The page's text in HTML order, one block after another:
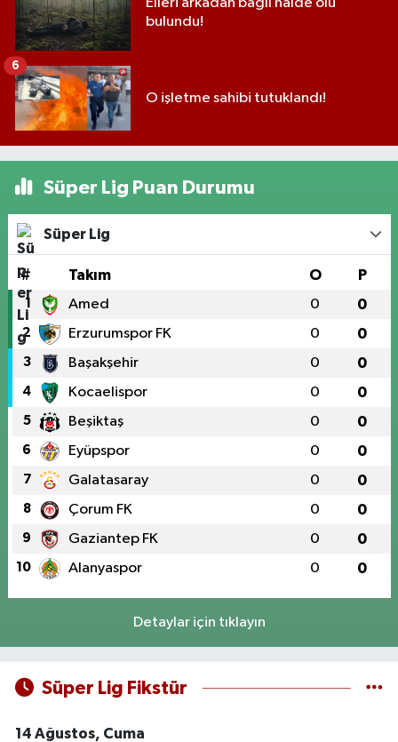
Elleri arkadan bağlı halde ölü
bulundu!
O işletme sahibi tutuklandı!
6
Süper Lig Puan Durumu
Süper Lig
# Takım O P
1 Amed 0 0
2 Erzurumspor FK 0 0
3 Başakşehir 0 0
4 Kocaelispor 0 0
5 Beşiktaş 0 0
6 Eyüpspor 0 0
7 Galatasaray 0 0
8 Çorum FK 0 0
9 Gaziantep FK 0 0
10 Alanyaspor 0 0
Detaylar için tıklayın
Süper Lig Fikstür
14 Ağustos, Cuma